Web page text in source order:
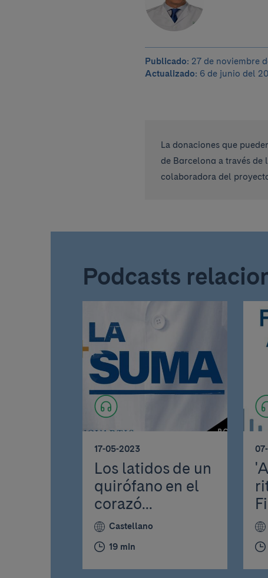
Publicado: 27 de noviembre
Actualizado: 6 de junio del
La donaciones que
de Barcelona a través de
colaboradora del
Podcasts
17-05-2023
Los latidos de un
quirófano en el
corazó...
Castellano
19 min